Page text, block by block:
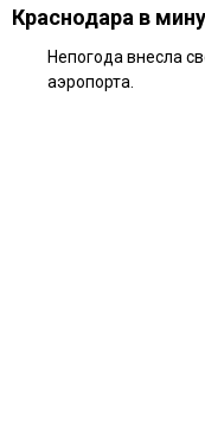
Краснодара в
Непогода внесла
аэропорта.